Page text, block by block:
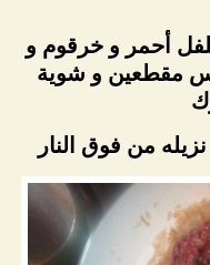
أحمر و خرقوم و
مقطعين و شوية
من فوق النار